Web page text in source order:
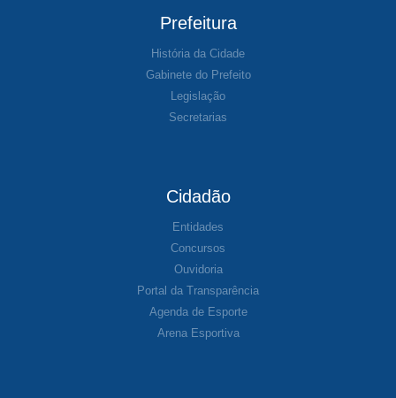
Prefeitura
História da Cidade
Gabinete do Prefeito
Legislação
Secretarias
Cidadão
Entidades
Concursos
Ouvidoria
Portal da Transparência
Agenda de Esporte
Arena Esportiva